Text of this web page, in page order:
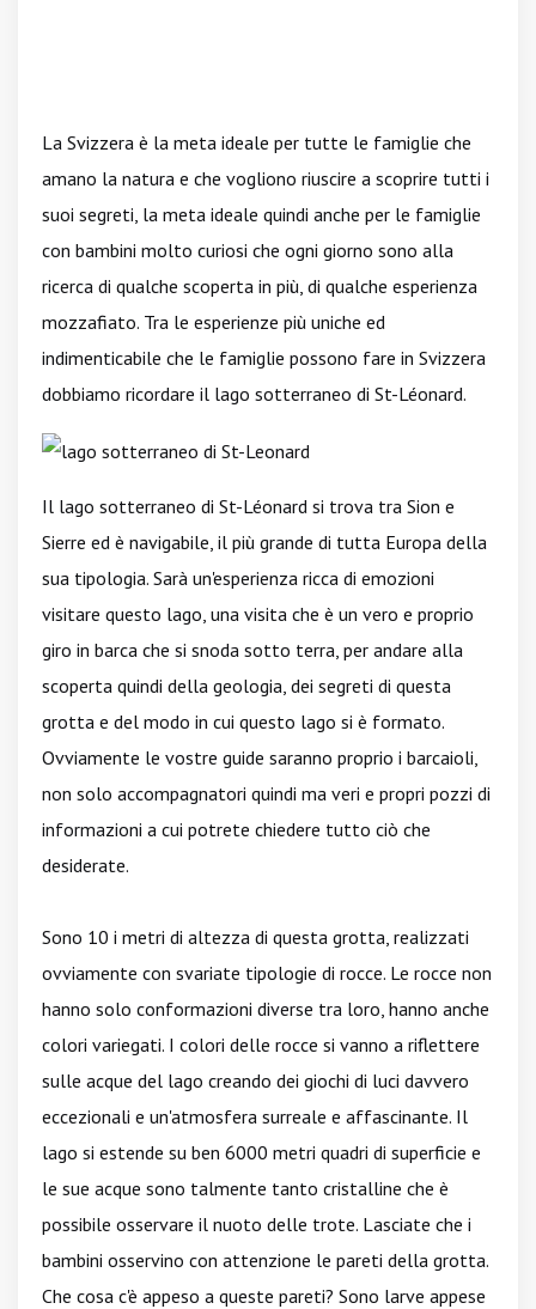
La Svizzera è la meta ideale per tutte le famiglie che
amano la natura e che vogliono riuscire a scoprire tutti i
suoi segreti, la meta ideale quindi anche per le famiglie
con bambini molto curiosi che ogni giorno sono alla
ricerca di qualche scoperta in più, di qualche esperienza
mozzafiato. Tra le esperienze più uniche ed
indimenticabile che le famiglie possono fare in Svizzera
dobbiamo ricordare il lago sotterraneo di St-Léonard.
Il lago sotterraneo di St-Léonard si trova tra Sion e
Sierre ed è navigabile, il più grande di tutta Europa della
sua tipologia. Sarà un'esperienza ricca di emozioni
visitare questo lago, una visita che è un vero e proprio
giro in barca che si snoda sotto terra, per andare alla
scoperta quindi della geologia, dei segreti di questa
grotta e del modo in cui questo lago si è formato.
Ovviamente le vostre guide saranno proprio i barcaioli,
non solo accompagnatori quindi ma veri e propri pozzi di
informazioni a cui potrete chiedere tutto ciò che
desiderate.
Sono 10 i metri di altezza di questa grotta, realizzati
ovviamente con svariate tipologie di rocce. Le rocce non
hanno solo conformazioni diverse tra loro, hanno anche
colori variegati. I colori delle rocce si vanno a riflettere
sulle acque del lago creando dei giochi di luci davvero
eccezionali e un'atmosfera surreale e affascinante. Il
lago si estende su ben 6000 metri quadri di superficie e
le sue acque sono talmente tanto cristalline che è
possibile osservare il nuoto delle trote. Lasciate che i
bambini osservino con attenzione le pareti della grotta.
Che cosa c'è appeso a queste pareti? Sono larve appese